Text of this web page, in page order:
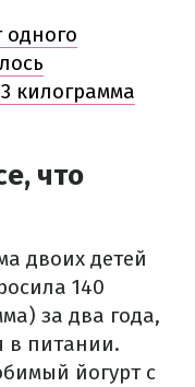
одного
килограмма
что
двоих детей
140
за два года,
в питании.
йогурт с